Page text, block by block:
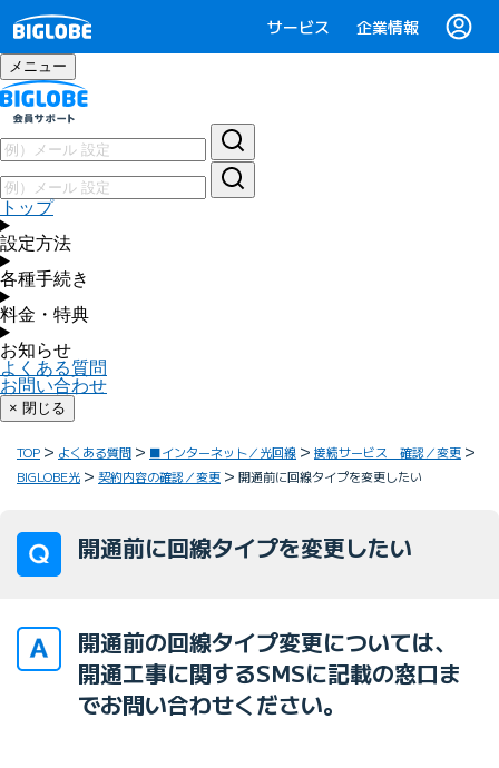
サービス 企業情報
メニュー
トップ
設定方法
各種手続き
料金・特典
お知らせ
よくある質問
お問い合わせ
× 閉じる
TOP よくある質問 ■インターネット／光回線
接続サービス 確認／変更
BIGLOBE光
契約内容の確認／変更 開通前に回線タイプを変更したい
開通前に回線タイプを変更したい
開通前の回線タイプ変更については、
開通工事に関するSMSに記載の窓口ま
でお問い合わせください。